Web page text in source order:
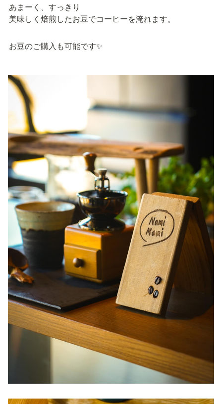
あまーく、すっきり
美味しく焙煎したお豆でコーヒーを淹れます。
お豆のご購入も可能です✨️